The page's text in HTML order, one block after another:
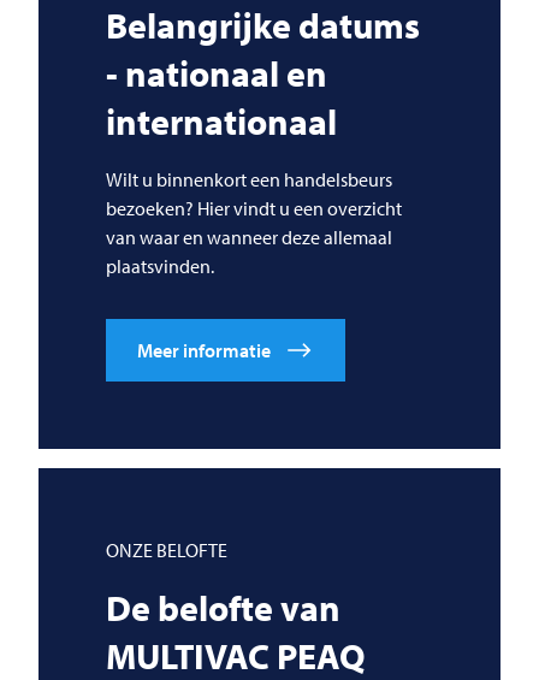
Belangrijke datums
- nationaal en
internationaal
Wilt u binnenkort een handelsbeurs
bezoeken? Hier vindt u een overzicht
van waar en wanneer deze allemaal
plaatsvinden.
Meer informatie
ONZE BELOFTE
De belofte van
MULTIVAC PEAQ